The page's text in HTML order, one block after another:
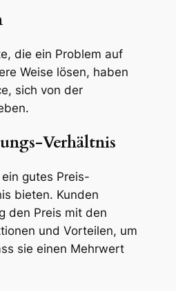
die ein Problem auf
Weise lösen, haben
sich von der
Verhältnis
gutes Preis-
bieten. Kunden
den Preis mit den
und Vorteilen, um
sie einen Mehrwert